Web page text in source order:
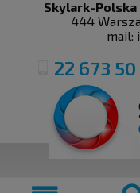
Skylark-Polska
444
mail:
22 673